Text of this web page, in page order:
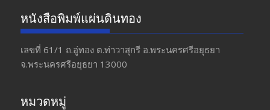
e
b
o
o
a
gr
a
m
itt
er
u
T
u
b
หนังสือพิมพ์แผ่นดินทอง
เลขที่ 61/1 ถ.อู่ทอง​ ต.​ท่าวาสุกรี​ อ.พระนครศรีอยุธยา​
จ.พระนครศรีอยุธยา 13000
หมวดหมู่